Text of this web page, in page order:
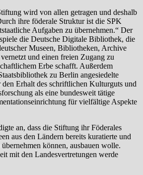
wird von allen getragen und deshalb
ihre föderale Struktur ist die SPK
Aufgaben zu übernehmen.“ Der
die Deutsche Digitale Bibliothek, die
Museen, Bibliotheken, Archive
und einen freien Zugang zu
Erbe schafft. Außerdem
zu Berlin angesiedelte
Erhalt des schriftlichen Kulturguts und
als eine bundesweit tätige
für vielfältige Aspekte
an, dass die Stiftung ihr Föderales
aus den Ländern bereits kuratierte und
können, ausbauen wolle.
mit den Landesvertretungen werde